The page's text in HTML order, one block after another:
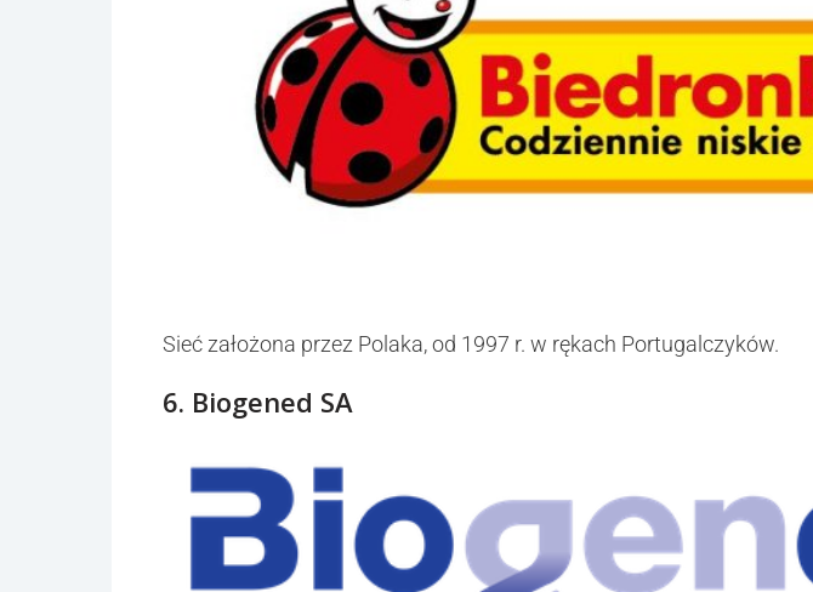
Sieć założona przez Polaka, od 1997 r. w rękach Portugalczyków.
6. Biogened SA